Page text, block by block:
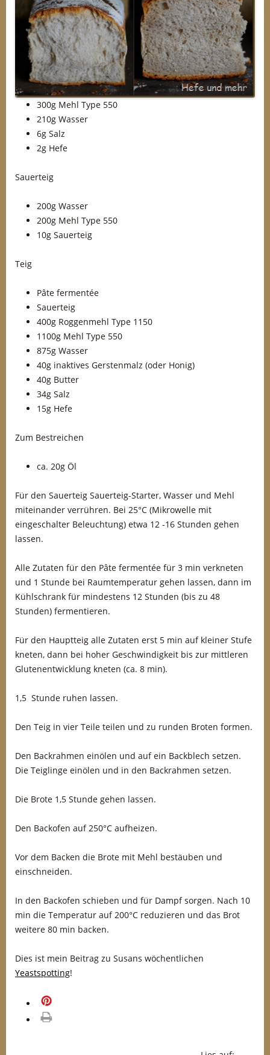
300g Mehl Type 550
210g Wasser
6g Salz
2g Hefe
Sauerteig
200g Wasser
200g Mehl Type 550
10g Sauerteig
Teig
Pâte fermentée
Sauerteig
400g Roggenmehl Type 1150
1100g Mehl Type 550
875g Wasser
40g inaktives Gerstenmalz (oder Honig)
40g Butter
34g Salz
15g Hefe
Zum Bestreichen
ca. 20g Öl
Für den Sauerteig Sauerteig-Starter, Wasser und Mehl
miteinander verrühren. Bei 25°C (Mikrowelle mit
eingeschalter Beleuchtung) etwa 12 -16 Stunden gehen
lassen.
Alle Zutaten für den Pâte fermentée für 3 min verkneten
und 1 Stunde bei Raumtemperatur gehen lassen, dann im
Kühlschrank für mindestens 12 Stunden (bis zu 48
Stunden) fermentieren.
Für den Hauptteig alle Zutaten erst 5 min auf kleiner Stufe
kneten, dann bei hoher Geschwindigkeit bis zur mittleren
Glutenentwicklung kneten (ca. 8 min).
1,5 Stunde ruhen lassen.
Den Teig in vier Teile teilen und zu runden Broten formen.
Den Backrahmen einölen und auf ein Backblech setzen.
Die Teiglinge einölen und in den Backrahmen setzen.
Die Brote 1,5 Stunde gehen lassen.
Den Backofen auf 250°C aufheizen.
Vor dem Backen die Brote mit Mehl bestäuben und
einschneiden.
In den Backofen schieben und für Dampf sorgen. Nach 10
min die Temperatur auf 200°C reduzieren und das Brot
weitere 80 min backen.
Dies ist mein Beitrag zu Susans wöchentlichen
Yeastspotting!